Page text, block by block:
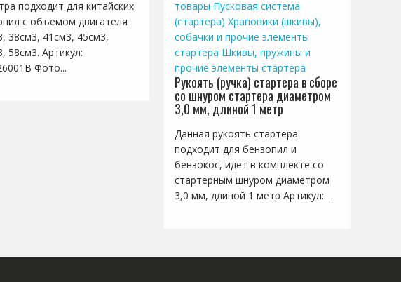
подходит для китайских
с объемом двигателя
38см3, 41см3, 45см3,
58см3. Артикул:
Фото...
товары Пусковая система
(стартера) Храповики (шкивы),
собачки и прочие элементы
стартера Шкивы, пружины и
прочие элементы стартера
Рукоять (ручка) стартера в сборе
со шнуром стартера диаметром
3,0 мм, длиной 1 метр
Данная рукоять стартера
подходит для бензопил и
бензокос, идет в комплекте со
стартерным шнуром диаметром
3,0 мм, длиной 1 метр Артикул:...